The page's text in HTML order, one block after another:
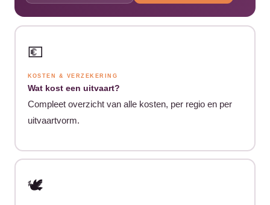
💶
KOSTEN & VERZEKERING
Wat kost een uitvaart?
Compleet overzicht van alle kosten, per regio en per
uitvaartvorm.
🕊️